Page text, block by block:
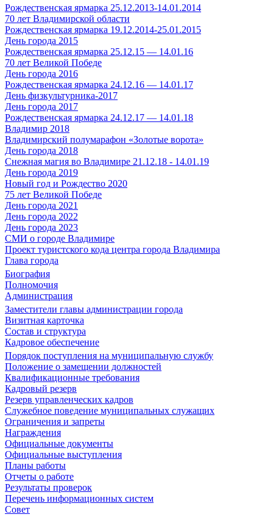
Рождественская ярмарка 25.12.2013-14.01.2014
70 лет Владимирской области
Рождественская ярмарка 19.12.2014-25.01.2015
День города 2015
Рождественская ярмарка 25.12.15 — 14.01.16
70 лет Великой Победе
День города 2016
Рождественская ярмарка 24.12.16 — 14.01.17
День физкультурника-2017
День города 2017
Рождественская ярмарка 24.12.17 — 14.01.18
Владимир 2018
Владимирский полумарафон «Золотые ворота»
День города 2018
Снежная магия во Владимире 21.12.18 - 14.01.19
День города 2019
Новый год и Рождество 2020
75 лет Великой Победе
День города 2021
День города 2022
День города 2023
СМИ о городе Владимире
Проект туристского кода центра города Владимира
Глава города
Биография
Полномочия
Администрация
Заместители главы администрации города
Визитная карточка
Состав и структура
Кадровое обеспечение
Порядок поступления на муниципальную службу
Положение о замещении должностей
Квалификационные требования
Кадровый резерв
Резерв управленческих кадров
Служебное поведение муниципальных служащих
Ограничения и запреты
Награждения
Официальные документы
Официальные выступления
Планы работы
Отчеты о работе
Результаты проверок
Перечень информационных систем
Совет